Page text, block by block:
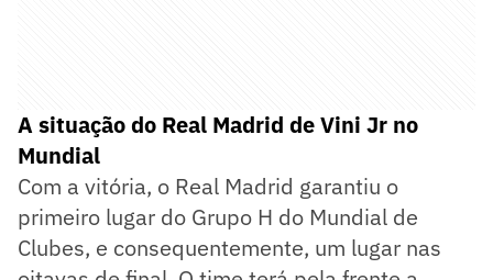
A situação do Real Madrid de Vini Jr no
Mundial
Com a vitória, o Real Madrid garantiu o
primeiro lugar do Grupo H do Mundial de
Clubes, e consequentemente, um lugar nas